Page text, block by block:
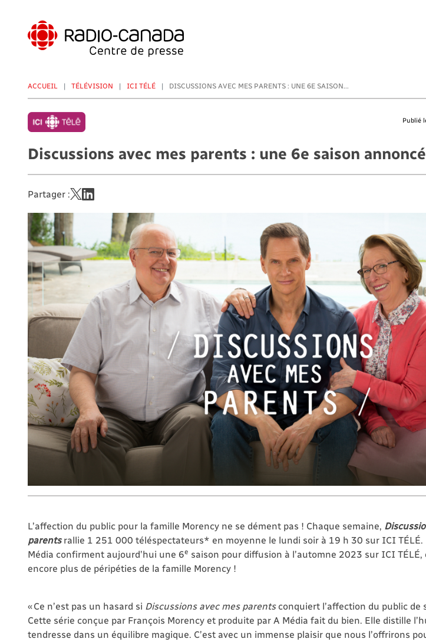
contenu
principal
ACCUEIL TÉLÉVISION ICI TÉLÉ DISCUSSIONS AVEC MES PARENTS : UNE 6E SAISON...
Publié
Discussions avec mes parents : une 6e saison
Partager :
L’affection du public pour la famille Morency ne se dément pas ! Chaque semaine,
parentsrallie 1 251 000 téléspectateurs* en moyenne le lundi soir à 19 h 30 sur ICI TÉLÉ.
Média confirment aujourd’hui une 6e saison pour diffusion à l’automne 2023 sur ICI TÉLÉ,
encore plus de péripéties de la famille Morency !
« Ce n’est pas un hasard si Discussions avec mes parentsconquiert l’affection du public de
Cette série conçue par François Morency et produite par A Média fait du bien. Elle distille
tendresse dans un équilibre magique. C’est avec un immense plaisir que nous l’offrirons